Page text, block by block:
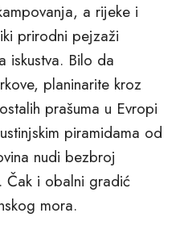
a rijeke i
prirodni pejzaži
iskustva. Bilo da
planinarite kroz
prašuma u Evropi
piramidama od
nudi bezbroj
Čak i obalni gradić
mora.